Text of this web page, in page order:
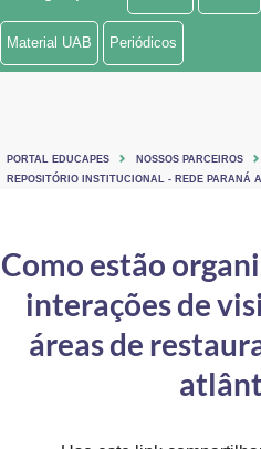
Ministério de Minas e Energia
Ministério do Turismo
Controladoria-Geral da União
Ministério da Mulher, da Família e dos
Material UAB Periódicos
PORTAL EDUCAPES
NOSSOS PARCEIROS
REPOSITÓRIO INSTITUCIONAL - REDE PARANÁ
Como estão
interações de
áreas de